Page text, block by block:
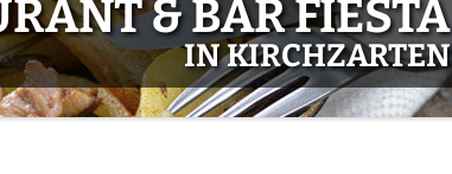
& BAR FIESTA
IN KIRCHZARTEN